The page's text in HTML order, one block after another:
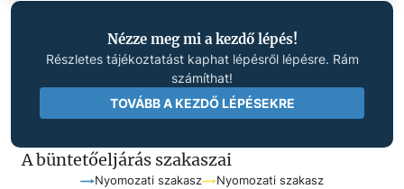
Nézze meg mi a kezdő lépés!
Részletes tájékoztatást kaphat lépésről lépésre. Rám
számíthat!
TOVÁBB A KEZDŐ LÉPÉSEKRE
A büntetőeljárás szakaszai
Nyomozati szakasz
Nyomozati szakasz